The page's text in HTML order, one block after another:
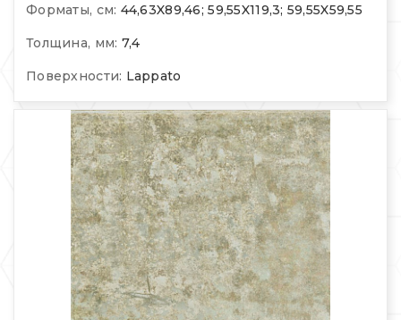
Форматы, см: 44,63X89,46; 59,55X119,3; 59,55X59,55
Толщина, мм: 7,4
Поверхности: Lappato